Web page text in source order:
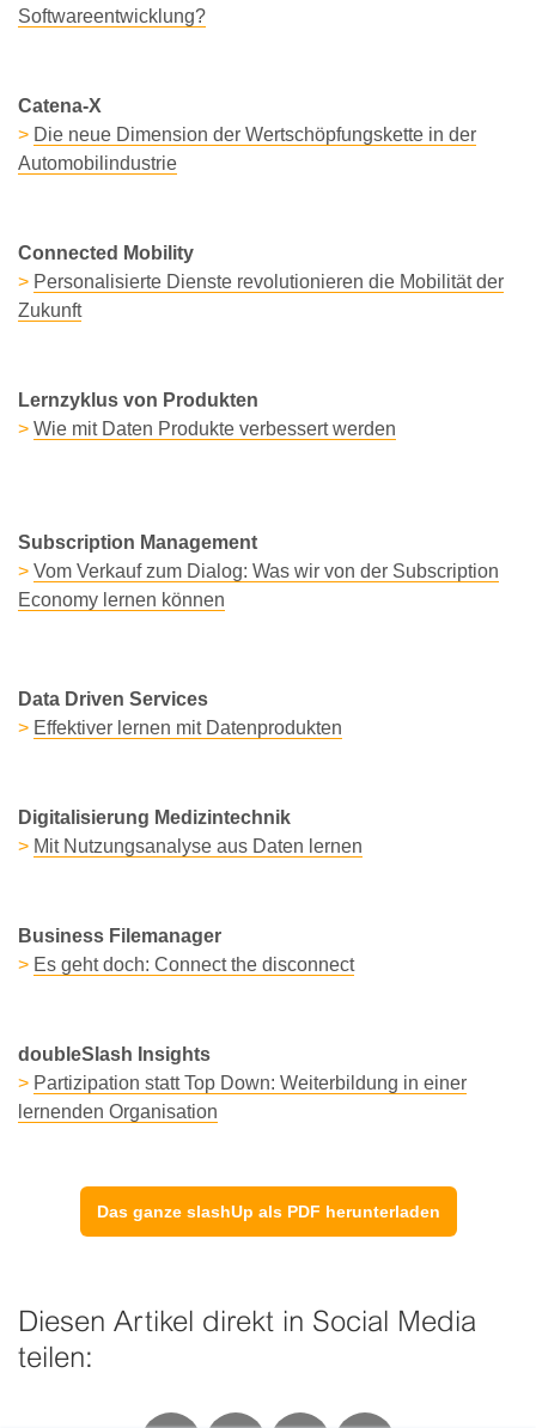
Softwareentwicklung?
Catena-X
> Die neue Dimension der Wertschöpfungskette in der
Automobilindustrie
Connected Mobility
> Personalisierte Dienste revolutionieren die Mobilität der
Zukunft
Lernzyklus von Produkten
> Wie mit Daten Produkte verbessert werden
Subscription Management
> Vom Verkauf zum Dialog: Was wir von der Subscription
Economy lernen können
Data Driven Services
> Effektiver lernen mit Datenprodukten
Digitalisierung Medizintechnik
> Mit Nutzungsanalyse aus Daten lernen
Business Filemanager
> Es geht doch: Connect the disconnect
doubleSlash Insights
> Partizipation statt Top Down: Weiterbildung in einer
lernenden Organisation
Das ganze slashUp als PDF herunterladen
Diesen Artikel direkt in Social Media
teilen: